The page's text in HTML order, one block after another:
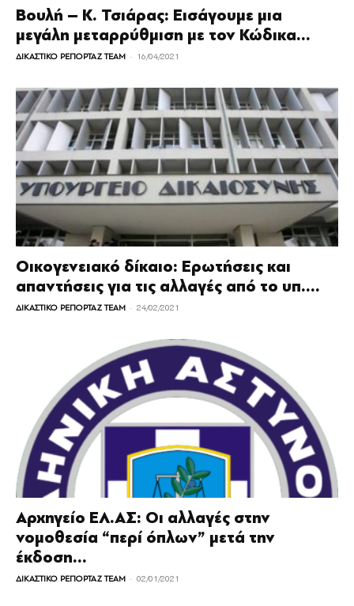
Βουλή – Κ. Τσιάρας: Εισάγουμε μια
μεγάλη μεταρρύθμιση με τον Κώδικα...
ΔΙΚΑΣΤΙΚΟ ΡΕΠΟΡΤΑΖ TEAM - 16/04/2021
Οικογενειακό δίκαιο: Ερωτήσεις και
απαντήσεις για τις αλλαγές από το υπ....
ΔΙΚΑΣΤΙΚΟ ΡΕΠΟΡΤΑΖ TEAM - 24/02/2021
Αρχηγείο ΕΛ.ΑΣ: Οι αλλαγές στην
νομοθεσία “περί όπλων” μετά την
έκδοση...
ΔΙΚΑΣΤΙΚΟ ΡΕΠΟΡΤΑΖ TEAM - 02/01/2021